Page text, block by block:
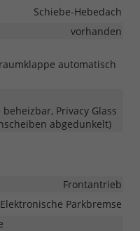
Schiebe-Hebedach
vorhanden
automatisch
Privacy Glass
abgedunkelt)
Frontantrieb
Elektronische Parkbremse